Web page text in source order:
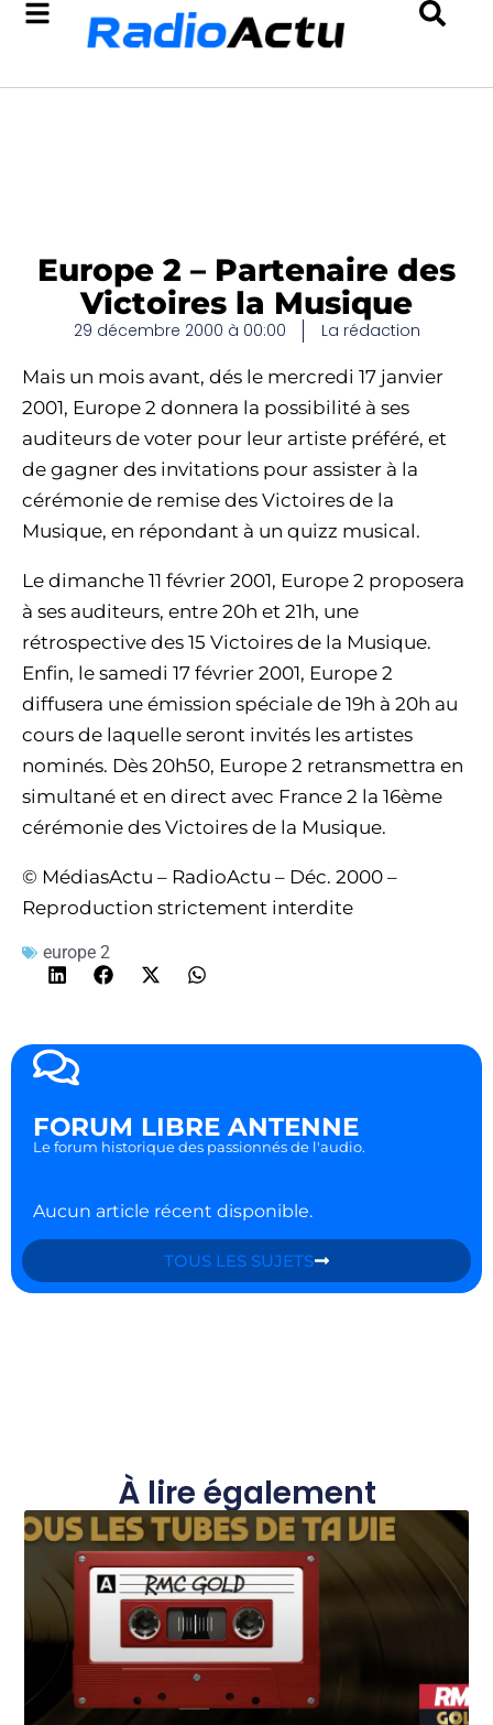
Europe 2 – Partenaire des
Victoires la Musique
29 décembre 2000 à 00:00 La rédaction
Mais un mois avant, dés le mercredi 17 janvier
2001, Europe 2 donnera la possibilité à ses
auditeurs de voter pour leur artiste préféré, et
de gagner des invitations pour assister à la
cérémonie de remise des Victoires de la
Musique, en répondant à un quizz musical.
Le dimanche 11 février 2001, Europe 2 proposera
à ses auditeurs, entre 20h et 21h, une
rétrospective des 15 Victoires de la Musique.
Enfin, le samedi 17 février 2001, Europe 2
diffusera une émission spéciale de 19h à 20h au
cours de laquelle seront invités les artistes
nominés. Dès 20h50, Europe 2 retransmettra en
simultané et en direct avec France 2 la 16ème
cérémonie des Victoires de la Musique.
© MédiasActu – RadioActu – Déc. 2000 –
Reproduction strictement interdite
europe 2
FORUM LIBRE ANTENNE
Le forum historique des passionnés de l'audio.
Aucun article récent disponible.
TOUS LES SUJETS
À lire également